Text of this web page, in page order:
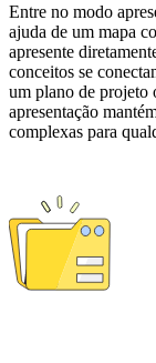
Entre no modo
ajuda de um mapa
apresente
conceitos se
um plano de projeto
apresentação
complexas para